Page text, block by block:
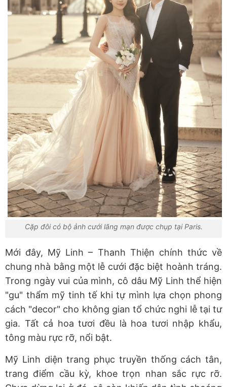
Cặp đôi có bộ ảnh cưới lãng mạn được chụp tại Paris.
Mới đây, Mỹ Linh – Thanh Thiện chính thức về
chung nhà bằng một lễ cưới đặc biệt hoành tráng.
Trong ngày vui của mình, cô dâu Mỹ Linh thể hiện
"gu" thẩm mỹ tinh tế khi tự mình lựa chọn phong
cách "decor" cho không gian tổ chức nghi lễ tại tư
gia. Tất cả hoa tươi đều là hoa tươi nhập khẩu,
tông màu rực rỡ, nổi bật.
Mỹ Linh diện trang phục truyền thống cách tân,
trang điểm cầu kỳ, khoe trọn nhan sắc rực rỡ.